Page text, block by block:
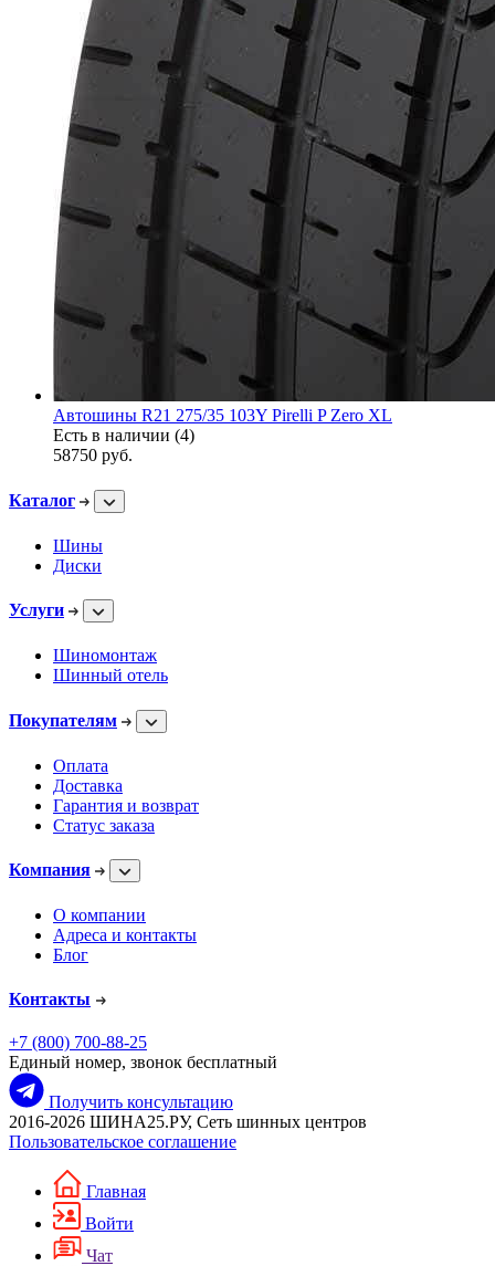
Автошины R21 275/35 103Y Pirelli P Zero XL
Есть в наличии (4)
58750 руб.
Каталог
Шины
Диски
Услуги
Шиномонтаж
Шинный отель
Покупателям
Оплата
Доставка
Гарантия и возврат
Статус заказа
Компания
О компании
Адреса и контакты
Блог
Контакты
+7 (800) 700-88-25
Единый номер, звонок бесплатный
Получить консультацию
2016-2026 ШИНА25.РУ, Сеть шинных центров
Пользовательское соглашение
Главная
Войти
Чат